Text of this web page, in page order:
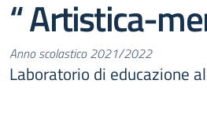
“ Artistica-
Anno scolastico 2021/2022
Laboratorio di educazione